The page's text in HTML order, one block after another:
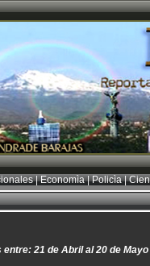
|Economìa|Policìa|
entre: 21 de Abril al 20 de Mayo